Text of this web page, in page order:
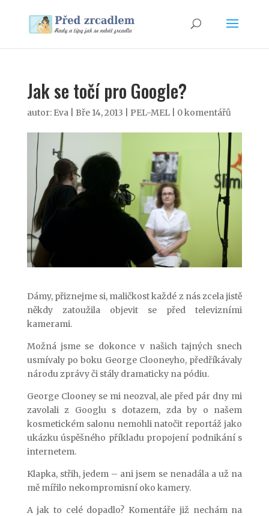
Jak se točí pro Google?
autor: Eva| Bře 14, 2013 PEL-MEL| 0 komentářů
Dámy, přiznejme si, maličkost každé z nás zcela jistě
někdy zatoužila objevit se před televizními
kamerami.
Možná jsme se dokonce v našich tajných snech
usmívaly po boku George Clooneyho, předříkávaly
národu zprávy či stály dramaticky na pódiu.
George Clooney se mi neozval, ale před pár dny mi
zavolali z Googlu s dotazem, zda by o našem
kosmetickém salonu nemohli natočit reportáž jako
ukázku úspěšného příkladu propojení podnikání s
internetem.
Klapka, střih, jedem – ani jsem se nenadála a už na
mě mířilo nekompromisní oko kamery.
A jak to celé dopadlo? Komentáře již nechám na